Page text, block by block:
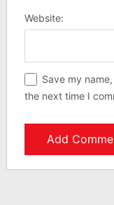
Website:
Save my
the next time I